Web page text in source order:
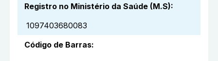
Registro no Ministério da Saúde (M.S):
1097403680083
Código de Barras: